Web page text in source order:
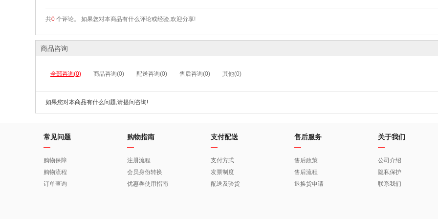
共0 个评论。 如果您对本商品有什么评论或经验,欢迎分享!
商品咨询
全部咨询(0) 商品咨询(0) 配送咨询(0) 售后咨询(0) 其他(0)
如果您对本商品有什么问题,请提问咨询!
常见问题
购物保障
购物流程
订单查询
购物指南
注册流程
会员身份转换
优惠券使用指南
支付配送
支付方式
发票制度
配送及验货
售后服务
售后政策
售后流程
退换货申请
关于我们
公司介绍
隐私保护
联系我们